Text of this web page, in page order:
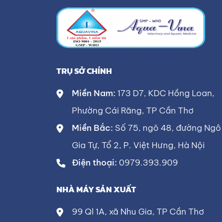
TRỤ SỞ CHÍNH
Miền Nam: 173 D7, KDC Hồng Loan,
Phường Cái Răng, TP Cần Thơ
Miền Bắc: Số 75, ngõ 48, đường Ngô
Gia Tự, Tổ 2, P. Việt Hưng, Hà Nội
Điện thoại: 0979.393.909
NHÀ MÁY SẢN XUẤT
99 Ql 1A, xã Nhu Gia, TP Cần Thơ